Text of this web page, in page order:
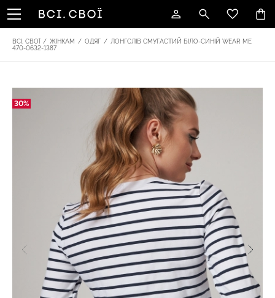
ВСІ. СВОЇ / ЖІНКАМ / ОДЯГ / ЛОНГСЛІВ СМУГАСТИЙ БІЛО-СИНІЙ WEAR ME
470-0632-1387
30%